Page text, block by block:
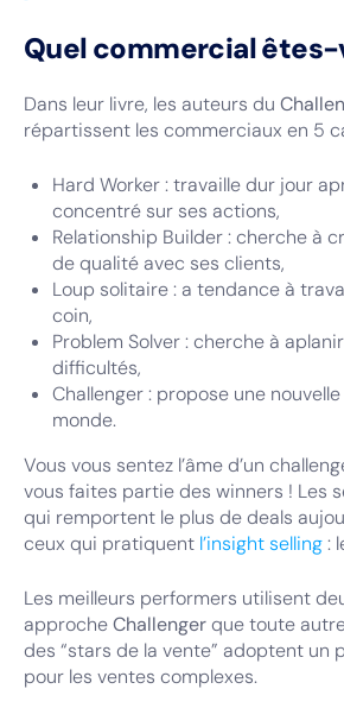
Quel commercial êtes-
Dans leur livre, les auteurs du
répartissent les commerciaux en 5
Hard Worker : travaille dur jour
concentré sur ses actions,
Relationship Builder : cherche à
de qualité avec ses clients,
Loup solitaire : a tendance à
coin,
Problem Solver : cherche à
difficultés,
Challenger : propose une
monde.
Vous vous sentez l’âme d’un
vous faites partie des winners ! Les
qui remportent le plus de deals
ceux qui pratiquent l’insight selling:
Les meilleurs performers utilisent
approcheChallengerque toute
des “stars de la vente” adoptent un
pour les ventes complexes.